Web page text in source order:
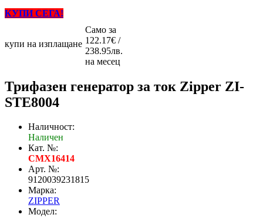
КУПИ СЕГА!
купи на изплащане
Само за
122.17€ /
238.95лв.
на месец
Трифазен генератор за ток Zipper ZI-
STE8004
Наличност:
Наличен
Кат. №:
CMX16414
Арт. №:
9120039231815
Марка:
ZIPPER
Модел: